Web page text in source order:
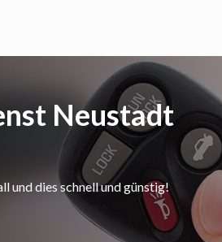
Neustadt
und dies schnell und günstig!